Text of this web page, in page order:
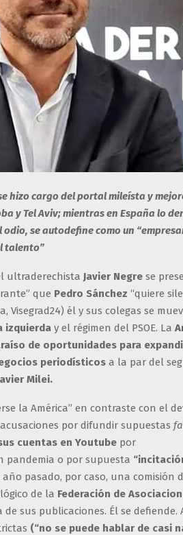
hizo cargo del portal mileísta y
y Tel Aviv; mientras en España lo
se autodefine como un
talento”
ultraderechista Javier Negre se
que Pedro Sánchez “quiere
Visegrad24) él y sus colegas se
izquierda y el régimen del PSOE. La
de oportunidades para
periodísticos a la par del
Milei.
la América” en contraste con el
por difundir supuestas
cuentas en Youtube por
pandemia o por supuesta
pasado, por caso, una comisión
de la Federación de
de sus publicaciones. Él se defiende.
(“no se puede hablar de casi